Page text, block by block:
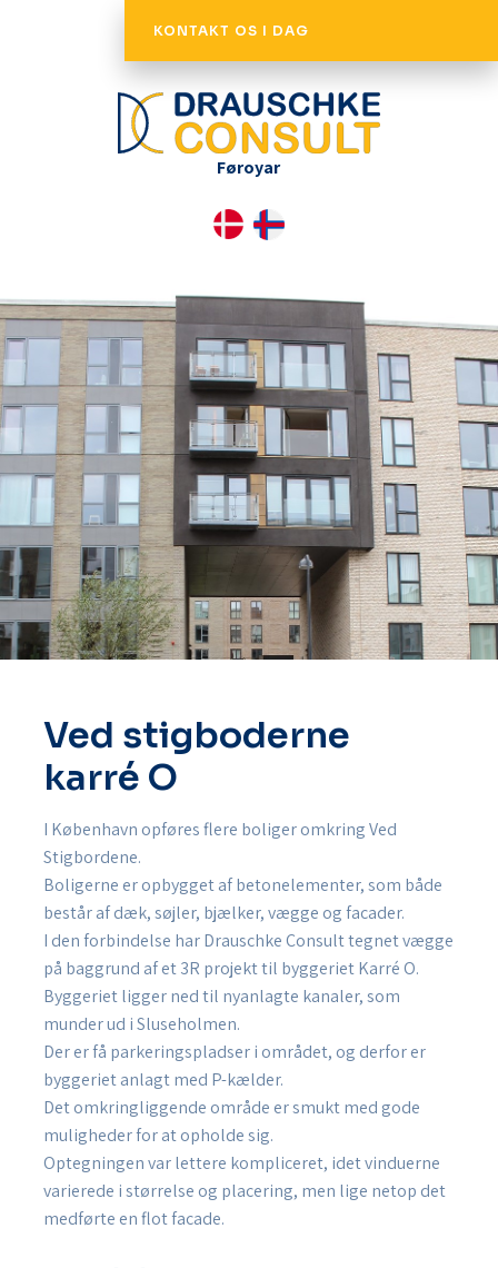
KONTAKT OS I DAG
Føroyar
Ved stigboderne
karré O
I København opføres flere boliger omkring Ved
Stigbordene.
Boligerne er opbygget af betonelementer, som både
består af dæk, søjler, bjælker, vægge og facader.
I den forbindelse har Drauschke Consult tegnet vægge
på baggrund af et 3R projekt til byggeriet Karré O.
Byggeriet ligger ned til nyanlagte kanaler, som
munder ud i Sluseholmen.
Der er få parkeringspladser i området, og derfor er
byggeriet anlagt med P-kælder.
Det omkringliggende område er smukt med gode
muligheder for at opholde sig.
Optegningen var lettere kompliceret, idet vinduerne
varierede i størrelse og placering, men lige netop det
medførte en flot facade.​